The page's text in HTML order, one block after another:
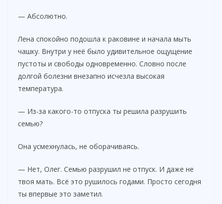
— Абсолютно.
Лена спокойно подошла к раковине и начала мыть
чашку. Внутри у неё было удивительное ощущение
пустоты и свободы одновременно. Словно после
долгой болезни внезапно исчезла высокая
температура.
— Из-за какого-то отпуска ты решила разрушить
семью?
Она усмехнулась, не оборачиваясь.
— Нет, Олег. Семью разрушил не отпуск. И даже не
твоя мать. Всё это рушилось годами. Просто сегодня
ты впервые это заметил.